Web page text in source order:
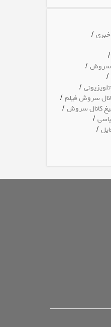
/
/
سروش/
/
/
سروش فیلم/
کانال سروش/
/
/